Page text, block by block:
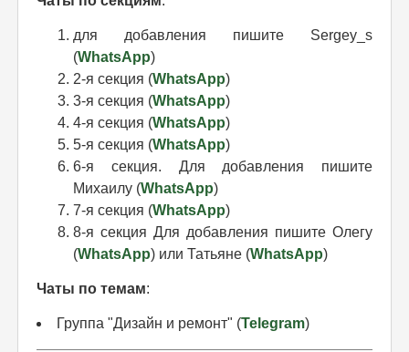
для добавления пишите Sergey_s
(WhatsApp)
2-я секция (WhatsApp)
3-я секция (WhatsApp)
4-я секция (WhatsApp)
5-я секция (WhatsApp)
6-я секция. Для добавления пишите
Михаилу (WhatsApp)
7-я секция (WhatsApp)
8-я секция Для добавления пишите Олегу
(WhatsApp) или Татьяне (WhatsApp)
Чаты по темам:
Группа "Дизайн и ремонт" (Telegram)